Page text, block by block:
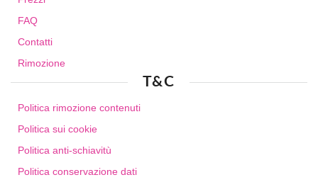
FAQ
Contatti
Rimozione
T&C
Politica rimozione contenuti
Politica sui cookie
Politica anti-schiavitù
Politica conservazione dati